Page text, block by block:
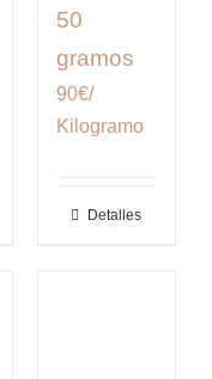
50
gramos
90€/
Kilogramo
Detalles